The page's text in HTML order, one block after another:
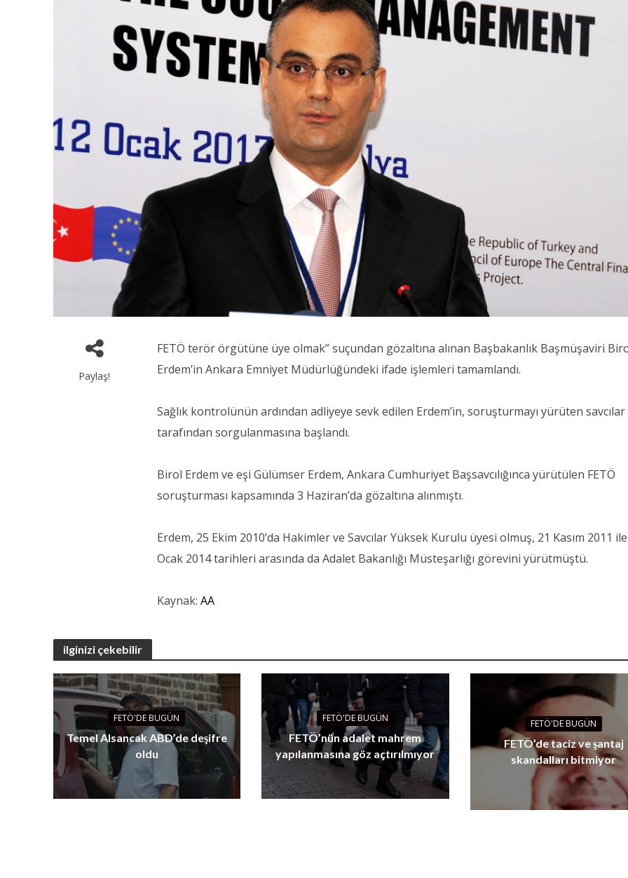
Paylaş!
FETÖ terör örgütüne üye olmak” suçundan gözaltına alınan Başbakanlık Başmüşaviri
Erdem’in Ankara Emniyet Müdürlüğündeki ifade işlemleri tamamlandı.
Sağlık kontrolünün ardından adliyeye sevk edilen Erdem’in, soruşturmayı yürüten savcılar
tarafından sorgulanmasına başlandı.
Birol Erdem ve eşi Gülümser Erdem, Ankara Cumhuriyet Başsavcılığınca yürütülen FETÖ
soruşturması kapsamında 3 Haziran’da gözaltına alınmıştı.
Erdem, 25 Ekim 2010’da Hakimler ve Savcılar Yüksek Kurulu üyesi olmuş, 21 Kasım 2011
Ocak 2014 tarihleri arasında da Adalet Bakanlığı Müsteşarlığı görevini yürütmüştü.
Kaynak:AA
ilginizi çekebilir
FETÖ'DE BUGÜN
Temel Alsancak ABD’de deşifre
oldu
FETÖ'DE BUGÜN
FETÖ’nün adalet mahrem
yapılanmasına göz açtırılmıyor
FETÖ'DE BUGÜN
FETÖ’de taciz ve şantaj
skandalları bitmiyor